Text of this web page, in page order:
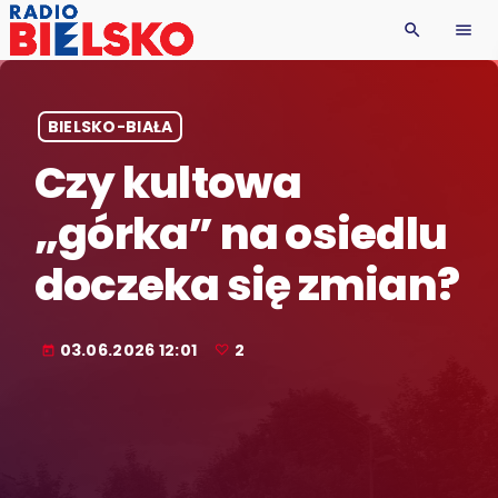
search menu
BIELSKO-BIAŁA
Czy kultowa
„górka” na osiedlu
doczeka się zmian?
today 03.06.2026 12:01 2